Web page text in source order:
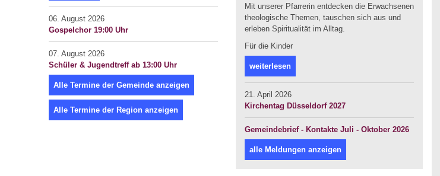
06. August 2026
Gospelchor 19:00 Uhr
07. August 2026
Schüler & Jugendtreff ab 13:00 Uhr
Alle Termine der Gemeinde anzeigen
Alle Termine der Region anzeigen
Mit unserer Pfarrerin entdecken die Erwachsenen
theologische Themen, tauschen sich aus und
erleben Spiritualität im Alltag.
Für die Kinder
weiterlesen
21. April 2026
Kirchentag Düsseldorf 2027
Gemeindebrief - Kontakte Juli - Oktober 2026
alle Meldungen anzeigen